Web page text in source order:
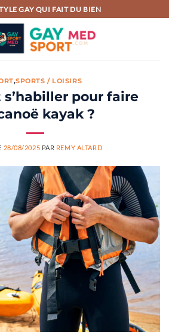
GAY QUI FAIT DU BIEN
,SPORTS / LOISIRS
pour faire
kayak ?
28/08/2025 PAR REMY ALTARD